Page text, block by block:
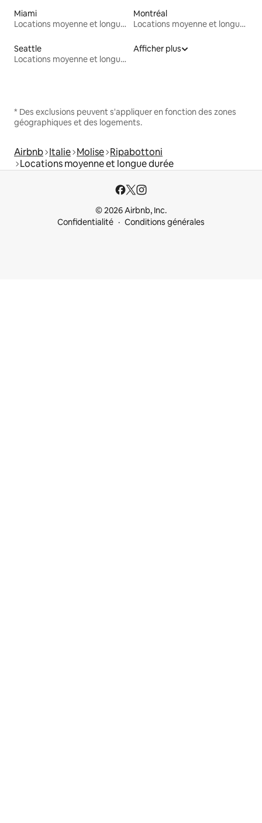
Miami
Locations moyenne et longue durée
Montréal
Locations moyenne et longue durée
Seattle
Locations moyenne et longue durée
Afficher plus
* Des exclusions peuvent s'appliquer en fonction des zones
géographiques et des logements.
Airbnb Italie Molise Ripabottoni
Locations moyenne et longue durée
© 2026 Airbnb, Inc.
Confidentialité
Conditions générales